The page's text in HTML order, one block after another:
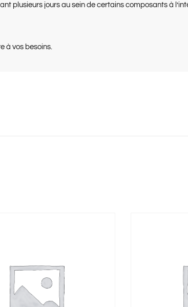
plusieurs jours au sein de certains composants à
à vos besoins.